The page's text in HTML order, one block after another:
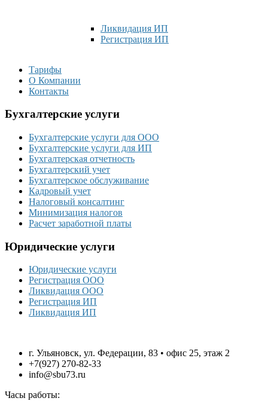
Ликвидация ИП
Регистрация ИП
Тарифы
О Компании
Контакты
Бухгалтерские услуги
Бухгалтерские услуги для ООО
Бухгалтерские услуги для ИП
Бухгалтерская отчетность
Бухгалтерский учет
Бухгалтерское обслуживание
Кадровый учет
Налоговый консалтинг
Минимизация налогов
Расчет заработной платы
Юридические услуги
Юридические услуги
Регистрация ООО
Ликвидация ООО
Регистрация ИП
Ликвидация ИП
г. Ульяновск, ул. Федерации, 83 • офис 25, этаж 2
+7(927) 270-82-33
info@sbu73.ru
Часы работы: